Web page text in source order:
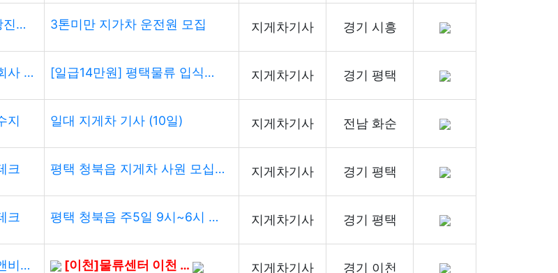
(주)광진종합물류 3톤미만 지가차 운전원 모집 지게차기사 경기 시흥
주식회사 씨앤피코퍼레이션 [일급14만원] 평택물류 입식지게차 경력자 모집 지게차기사 경기 평택
지 일대 지게차 기사 (10일) 지게차기사 전남 화순
크 평택 청북읍 지게차 사원 모십니다. 주간근무 주5일 월295만원 지게차기사 경기 평택
크 평택 청북읍 주5일 9시~6시 295만원 지게차기사 경기 평택
에프앤비네트웍스 [이천]물류센터 이천 지게차 대규모 모집 260이상 주간 근무 지게차기사 경기 이천